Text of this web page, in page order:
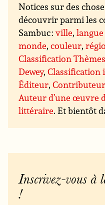
Notices sur des
découvrir parmi les
Sambuc :ville,
monde,couleur,
Classification
Dewey,Classification
Éditeur,
Auteur d’une œuvre
littéraire. Et bientôt
Inscrivez-vous à
!